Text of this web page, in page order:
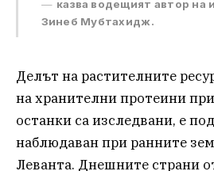
казва водещият автор на
Зинеб Мубтахидж.
Делът на растителните
на хранителни протеини
останки са изследвани, е
наблюдаван при ранните
Леванта. Днешните страни